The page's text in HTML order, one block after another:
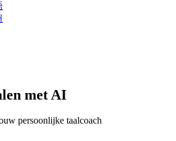
met AI
persoonlijke taalcoach